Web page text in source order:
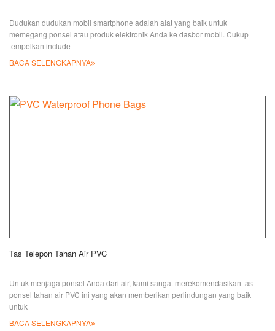
Dudukan dudukan mobil smartphone adalah alat yang baik untuk
memegang ponsel atau produk elektronik Anda ke dasbor mobil. Cukup
tempelkan include
BACA SELENGKAPNYA
Tas Telepon Tahan Air PVC
Untuk menjaga ponsel Anda dari air, kami sangat merekomendasikan tas
ponsel tahan air PVC ini yang akan memberikan perlindungan yang baik
untuk
BACA SELENGKAPNYA